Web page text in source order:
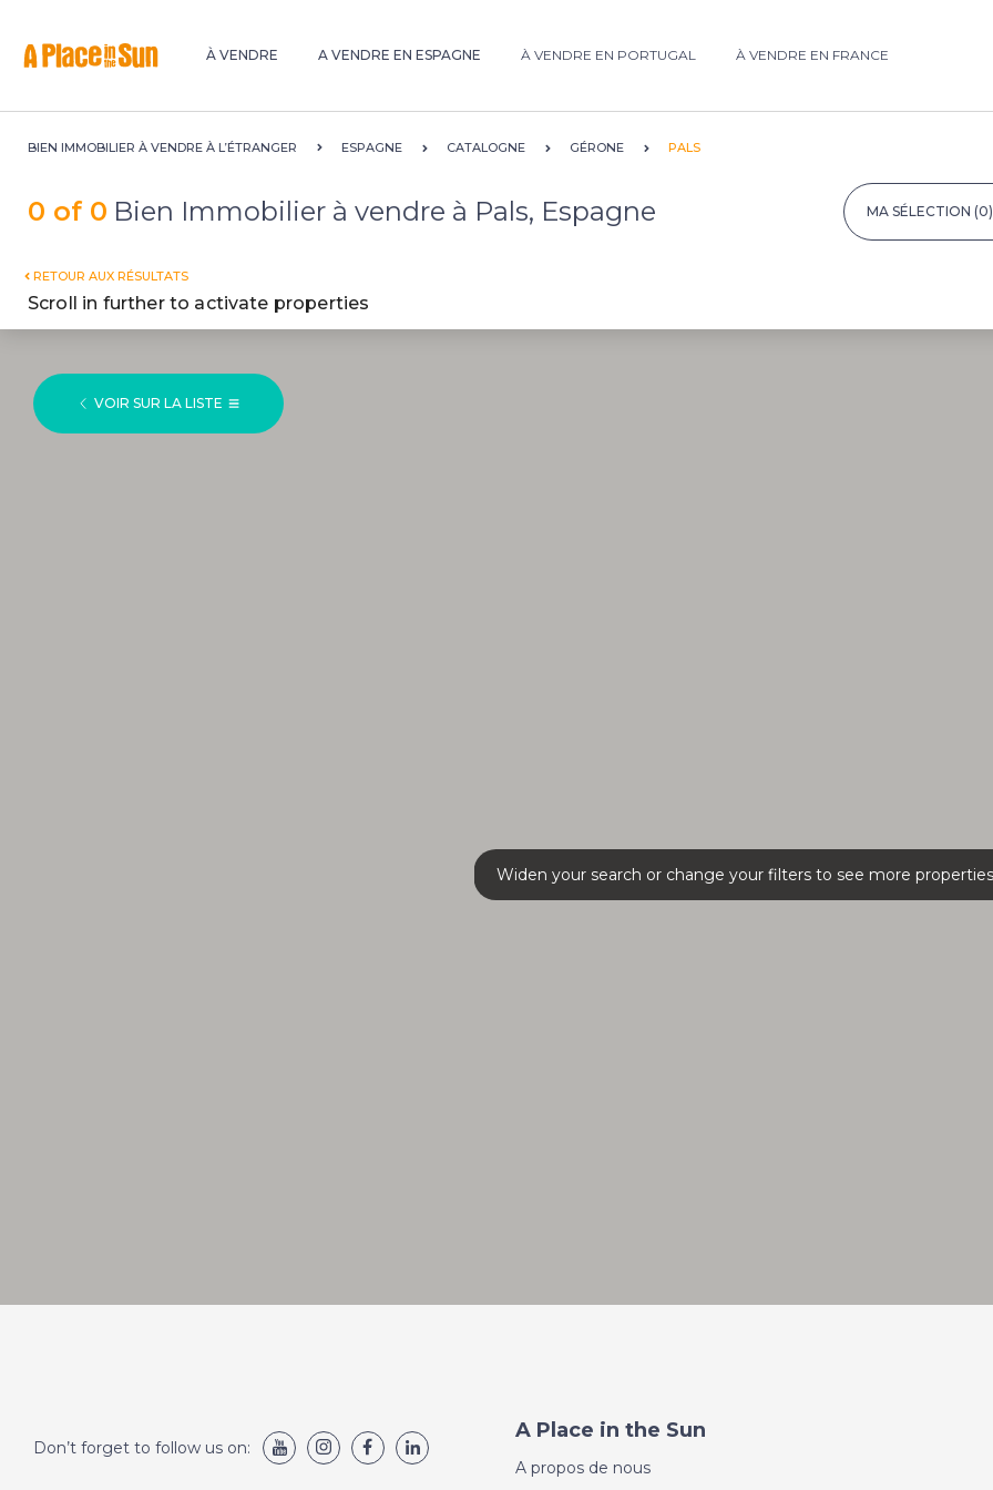
À VENDRE A VENDRE EN ESPAGNE À VENDRE EN PORTUGAL À VENDRE EN FRANCE
BIEN IMMOBILIER À VENDRE À L’ÉTRANGER ESPAGNE CATALOGNE GÉRONE PALS
0 of 0 Bien Immobilier à vendre à Pals, Espagne MA SÉLECTION (0)
RETOUR AUX RÉSULTATS
Scroll in further to activate properties
Widen your search or change your filters to see more properties
VOIR SUR LA LISTE
Don’t forget to follow us on:
A Place in the Sun
A propos de nous